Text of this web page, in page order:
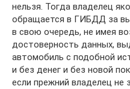
нельзя. Тогда владелец
обращается в ГИБДД за
в свою очередь, не имея
достоверность данных,
автомобиль с подобной
и без денег и без новой
если прежний владелец не